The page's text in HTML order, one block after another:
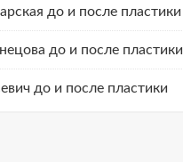
до и после пластики
до и после пластики
до и после пластики